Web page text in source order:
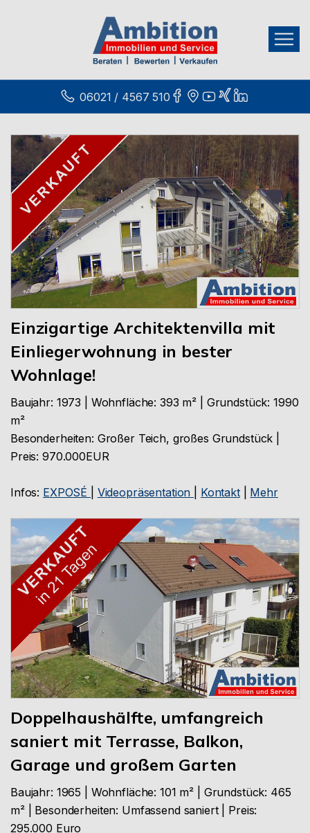
06021 / 4567 510
Einzigartige Architektenvilla mit
Einliegerwohnung in bester
Wohnlage!
Baujahr: 1973 | Wohnfläche: 393 m² | Grundstück: 1990
m²
Besonderheiten: Großer Teich, großes Grundstück |
Preis: 970.000EUR
Infos: EXPOSÉ Videopräsentation Kontakt| Mehr
Doppelhaushälfte, umfangreich
saniert mit Terrasse, Balkon,
Garage und großem Garten
Baujahr: 1965 | Wohnfläche: 101 m² | Grundstück: 465
m² | Besonderheiten: Umfassend saniert | Preis:
295.000 Euro